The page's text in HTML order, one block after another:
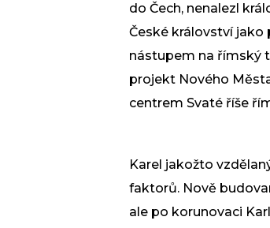
do Čech, nenalezl
České království jako
nástupem na římský
projekt Nového
centrem Svaté říše
Karel jakožto
faktorů. Nově
ale po korunovaci